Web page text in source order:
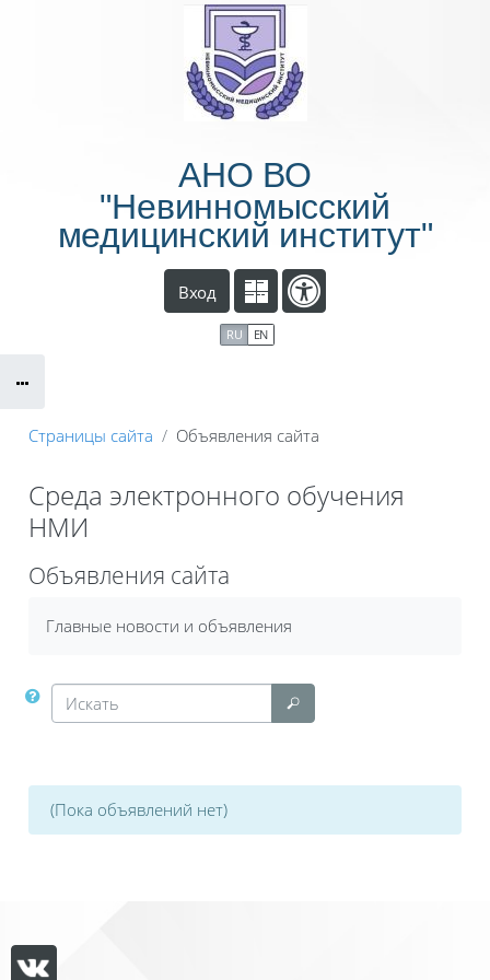
Перейти к основному содержанию
АНО ВО
"Невинномысский
медицинский институт"
Вход
RU EN
Страницы сайта Объявления сайта
Среда электронного обучения
НМИ
Объявления сайта
Главные новости и объявления
Искать
Искать
(Пока объявлений нет)